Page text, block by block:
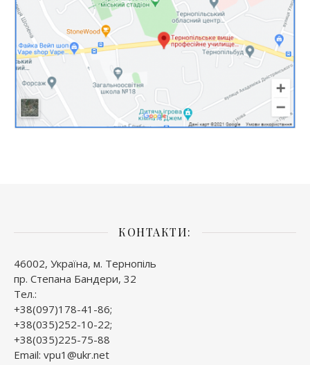
КОНТАКТИ:
46002, Україна, м. Тернопіль
пр. Степана Бандери, 32
Тел.:
+38(097)178-41-86;
+38(035)252-10-22;
+38(035)225-75-88
Email: vpu1@ukr.net